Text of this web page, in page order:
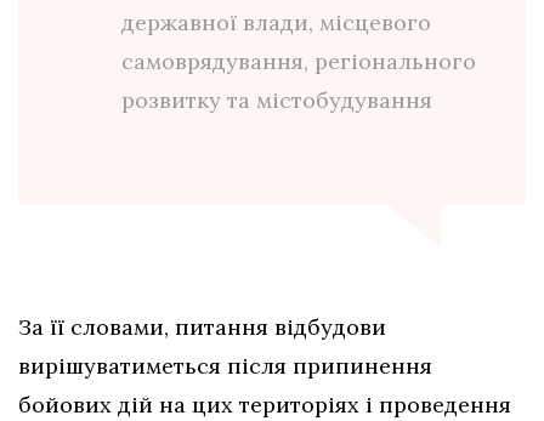
державної влади, місцевого
самоврядування, регіонального
розвитку та містобудування
За її словами, питання відбудови
вирішуватиметься після припинення
бойових дій на цих територіях і проведення